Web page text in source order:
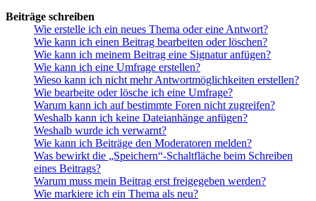
Beiträge schreiben
Wie erstelle ich ein neues Thema oder eine Antwort?
Wie kann ich einen Beitrag bearbeiten oder löschen?
Wie kann ich meinem Beitrag eine Signatur anfügen?
Wie kann ich eine Umfrage erstellen?
Wieso kann ich nicht mehr Antwortmöglichkeiten erstellen?
Wie bearbeite oder lösche ich eine Umfrage?
Warum kann ich auf bestimmte Foren nicht zugreifen?
Weshalb kann ich keine Dateianhänge anfügen?
Weshalb wurde ich verwarnt?
Wie kann ich Beiträge den Moderatoren melden?
Was bewirkt die „Speichern“-Schaltfläche beim Schreiben
eines Beitrags?
Warum muss mein Beitrag erst freigegeben werden?
Wie markiere ich ein Thema als neu?